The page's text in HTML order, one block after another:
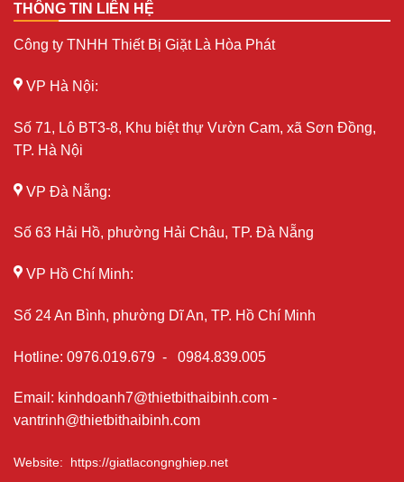
THÔNG TIN LIÊN HỆ
Công ty TNHH Thiết Bị Giặt Là Hòa Phát
VP Hà Nội:
Số 71, Lô BT3-8, Khu biệt thự Vườn Cam, xã Sơn Đồng,
TP. Hà Nội
VP Đà Nẵng:
Số 63 Hải Hồ, phường Hải Châu, TP. Đà Nẵng
VP Hồ Chí Minh:
Số 24 An Bình, phường Dĩ An, TP. Hồ Chí Minh
Hotline: 0976.019.679 - 0984.839.005
Email : kinhdoanh7@thietbithaibinh.com -
vantrinh@thietbithaibinh.com
Website: https://giatlacongnghiep.net